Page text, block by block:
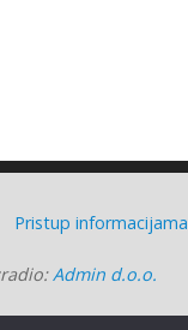
Pristup informacijama
Admin d.o.o.